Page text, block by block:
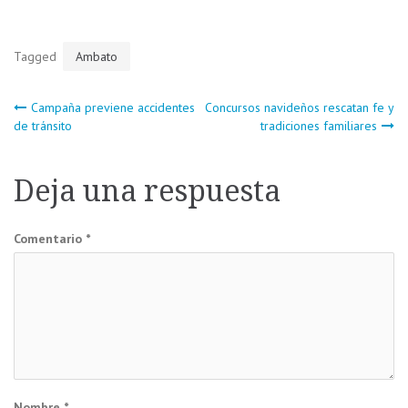
Tagged Ambato
Navegación
entradas
Campaña previene accidentes
de tránsito
Concursos navideños rescatan fe y
tradiciones familiares
Deja una respuesta
Comentario *